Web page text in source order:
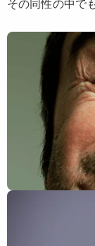
その同性の中で